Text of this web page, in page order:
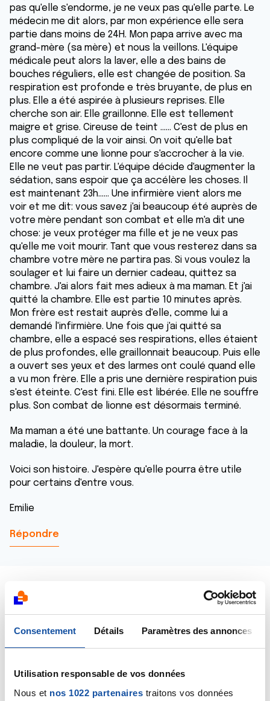
Consentement Détails Paramètres des annonces
Utilisation responsable de vos données
Nous et nos 1022 partenaires traitons vos données
Ma maman a été une battante. Un courage face à la
maladie, la douleur, la mort.
Voici son histoire. J'espère qu'elle pourra être utile
pour certains d'entre vous.
Emilie
Répondre
manonh
Bonjour Emilie